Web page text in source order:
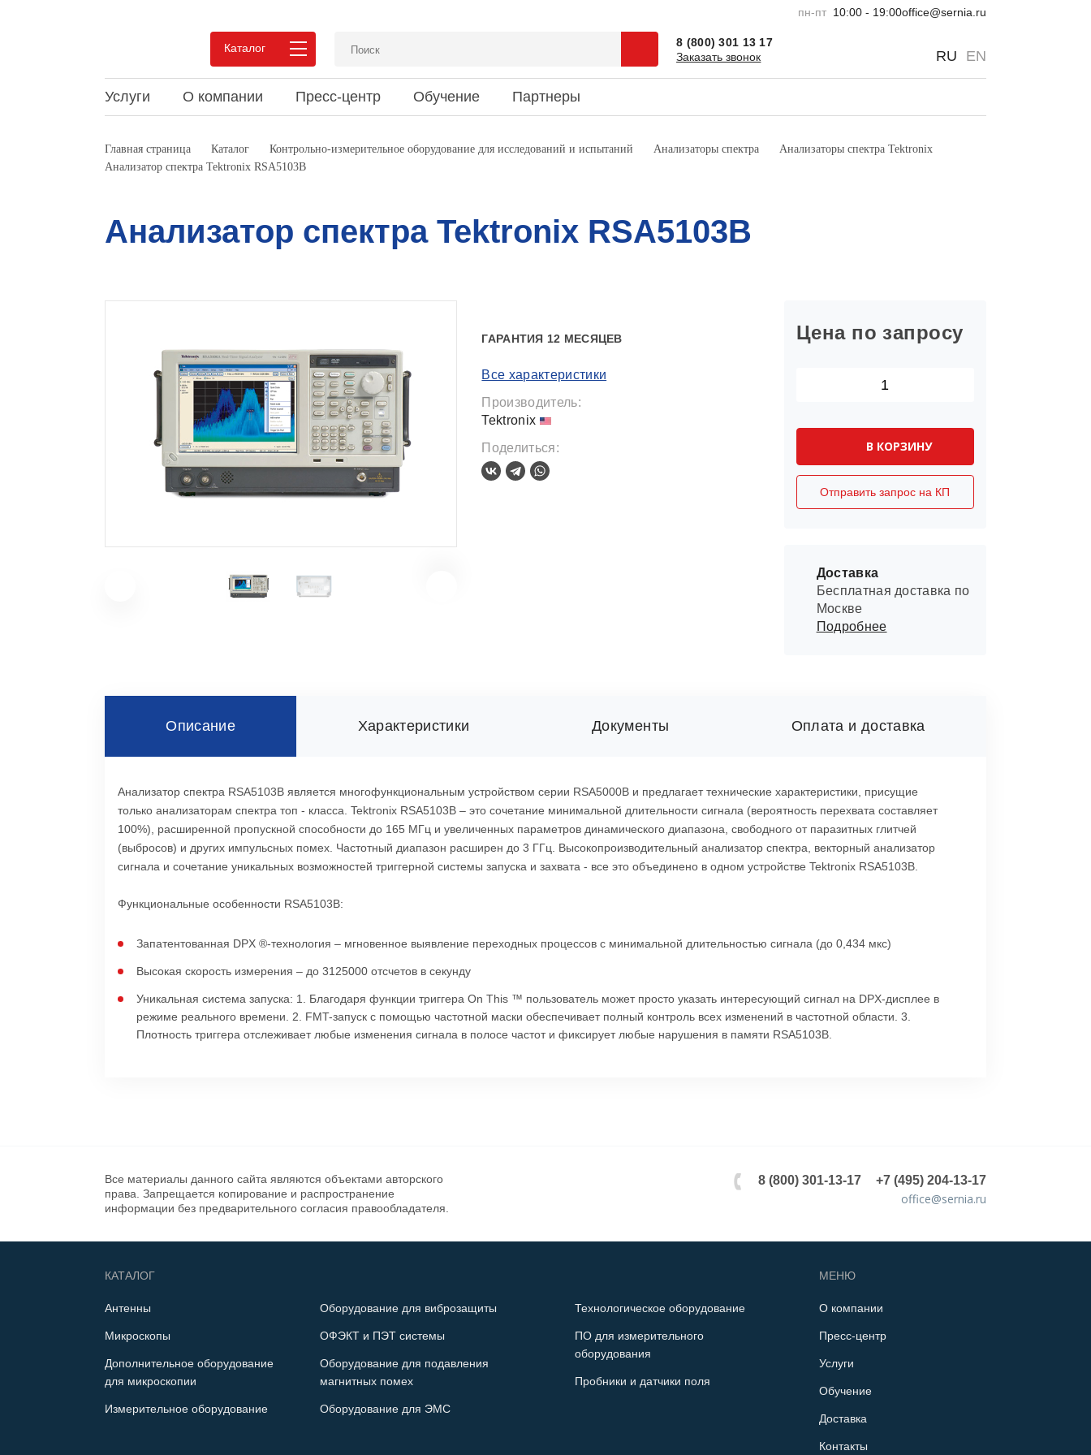
пн-пт 10:00 - 19:00office@sernia.ru
Каталог
8 (800) 301 13 17
Заказать звонок
RU EN
Услуги О компании
Преимущества сотрудничества
Pеализованные проекты
Вакансии
Доставка
Пресс-центр
Новости
Мероприятия
Акции и спецпредложения
Обучение
Статьи и обзоры
Видео
Документация
Наука и юмор
Партнеры
Главная страница Каталог Контрольно-измерительное оборудование для исследований и испытаний Анализаторы спектра
Анализаторы спектра Tektronix
Анализатор спектра Tektronix RSA5103B
Анализатор спектра Tektronix RSA5103B
ГАРАНТИЯ 12 МЕСЯЦЕВ
Все характеристики
Производитель:
Tektronix
Поделиться:
Цена по запросу
В КОРЗИНУ
Отправить запрос на КП
Доставка
Бесплатная доставка по
Москве
Подробнее
Описание Характеристики Документы Оплата и доставка
Анализатор спектра RSA5103B является многофункциональным устройством серии RSA5000B и предлагает технические характеристики, присущие
только анализаторам спектра топ - класса. Tektronix RSA5103B – это сочетание минимальной длительности сигнала (вероятность перехвата составляет
100%), расширенной пропускной способности до 165 МГц и увеличенных параметров динамического диапазона, свободного от паразитных глитчей
(выбросов) и других импульсных помех. Частотный диапазон расширен до 3 ГГц. Высокопроизводительный анализатор спектра, векторный анализатор
сигнала и сочетание уникальных возможностей триггерной системы запуска и захвата - все это объединено в одном устройстве Tektronix RSA5103B.
Функциональные особенности RSA5103B:
Запатентованная DPX ®-технология – мгновенное выявление переходных процессов с минимальной длительностью сигнала (до 0,434 мкс)
Высокая скорость измерения – до 3125000 отсчетов в секунду
Уникальная система запуска: 1. Благодаря функции триггера On This ™ пользователь может просто указать интересующий сигнал на DPX-дисплее в
режиме реального времени. 2. FMT-запуск с помощью частотной маски обеспечивает полный контроль всех изменений в частотной области. 3.
Плотность триггера отслеживает любые изменения сигнала в полосе частот и фиксирует любые нарушения в памяти RSA5103B.
Все материалы данного сайта являются объектами авторского
права. Запрещается копирование и распространение
информации без предварительного согласия правообладателя.
+7 (495) 204-13-17
8 (800) 301-13-17
office@sernia.ru
КАТАЛОГ
Антенны
Микроскопы
Дополнительное оборудование
для микроскопии
Измерительное оборудование
Оборудование для виброзащиты
ОФЭКТ и ПЭТ системы
Оборудование для подавления
магнитных помех
Оборудование для ЭМС
Технологическое оборудование
ПО для измерительного
оборудования
Пробники и датчики поля
МЕНЮ
О компании
Пресс-центр
Услуги
Обучение
Доставка
Контакты